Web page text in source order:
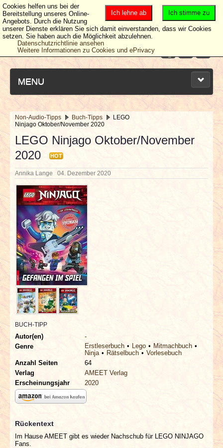
MENU
NEUESTE ARTIKEL
NEWS & DATES
BERICHTE
VERLOSUNGEN
INTERVIEWS
SPECIALS
REDAKTION
LINKS
ARCHIV
Non-Audio-Tipps Buch-Tipps
LEGO
Ninjago Oktober/November 2020
LEGO Ninjago Oktober/November
2020
HOT
Annika Lange 04. Dezember 2020
BUCH-TIPP
Autor(en)
-
Genre
Erstleserbuch Lego
Mitmachbuch
Ninja
Rätselbuch
Vorlesebuch
Anzahl Seiten
64
Verlag
AMEET Verlag
Erscheinungsjahr
2020
Rückentext
Im Hause AMEET gibt es wieder Nachschub für LEGO NINJAGO
Fans.
Ich stimme zu
Ich lehne ab
Cookies helfen uns bei der
Bereitstellung unseres Online-
Angebots. Durch die Nutzung
unserer Dienste erklären Sie sich damit einverstanden, dass wir Cookies
setzen. Sie haben auch die Möglichkeit abzulehnen.
Datenschutzrichtlinie ansehen
Weitere Informationen zu Cookies und ePrivacy